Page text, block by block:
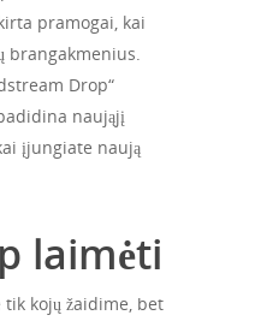
pramogai, kai
brangakmenius.
Drop“
naująjį
įjungiate naują
laimėti
kojų žaidime, bet